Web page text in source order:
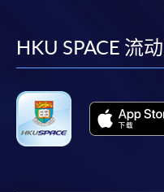
HKU SPACE 流